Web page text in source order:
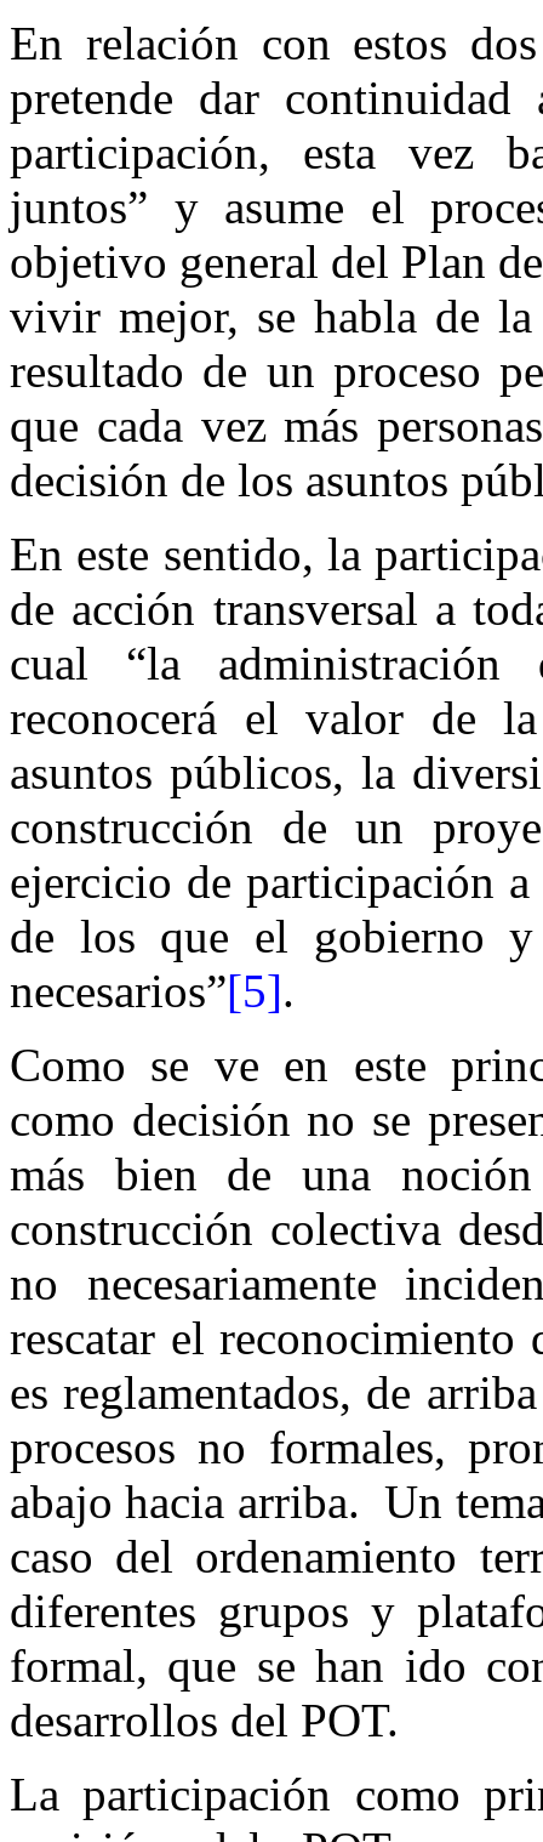
En relación con estos
pretende dar
participación, esta vez
juntos” y asume el
objetivo general del Plan
vivir mejor, se habla de
resultado de un proceso
que cada vez más
decisión de los asuntos
En este sentido, la
de acción transversal a
cual “la
reconocerá el valor de
asuntos públicos, la
construcción de un
ejercicio de participación a
de los que el gobierno y
necesarios”[5].
Como se ve en este
como decisión no se
más bien de una
construcción colectiva
no necesariamente
rescatar el reconocimiento
es reglamentados, de
procesos no formales,
abajo hacia arriba. Un
caso del ordenamiento
diferentes grupos y
formal, que se han ido
desarrollos del POT.
La participación como